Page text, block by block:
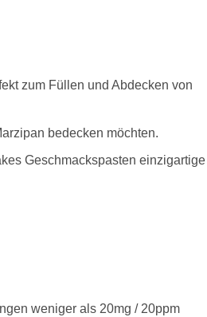
zum Füllen und Abdecken von
bedecken möchten.
Geschmackspasten einzigartige
weniger als 20mg / 20ppm